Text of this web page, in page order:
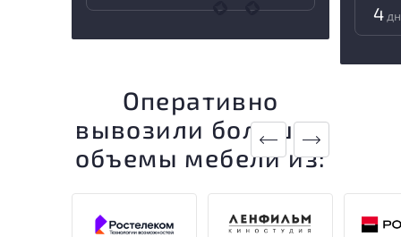
4
Оперативно
вывозили большие
объемы мебели из: